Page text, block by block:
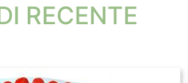
RECENTE